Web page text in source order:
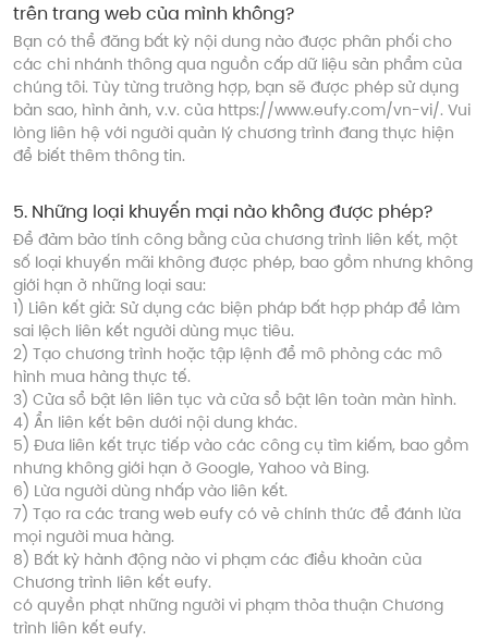
trên trang web của mình không?
Bạn có thể đăng bất kỳ nội dung nào được phân phối cho
các chi nhánh thông qua nguồn cấp dữ liệu sản phẩm của
chúng tôi. Tùy từng trường hợp, bạn sẽ được phép sử dụng
bản sao, hình ảnh, v.v. của https://www.eufy.com/vn-vi/. Vui
lòng liên hệ với người quản lý chương trình đang thực hiện
để biết thêm thông tin.
5. Những loại khuyến mại nào không được phép?
Để đảm bảo tính công bằng của chương trình liên kết, một
số loại khuyến mãi không được phép, bao gồm nhưng không
giới hạn ở những loại sau:
1) Liên kết giả: Sử dụng các biện pháp bất hợp pháp để làm
sai lệch liên kết người dùng mục tiêu.
2) Tạo chương trình hoặc tập lệnh để mô phỏng các mô
hình mua hàng thực tế.
3) Cửa sổ bật lên liên tục và cửa sổ bật lên toàn màn hình.
4) Ẩn liên kết bên dưới nội dung khác.
5) Đưa liên kết trực tiếp vào các công cụ tìm kiếm, bao gồm
nhưng không giới hạn ở Google, Yahoo và Bing.
6) Lừa người dùng nhấp vào liên kết.
7) Tạo ra các trang web eufy có vẻ chính thức để đánh lừa
mọi người mua hàng.
8) Bất kỳ hành động nào vi phạm các điều khoản của
Chương trình liên kết eufy.
có quyền phạt những người vi phạm thỏa thuận Chương
trình liên kết eufy.